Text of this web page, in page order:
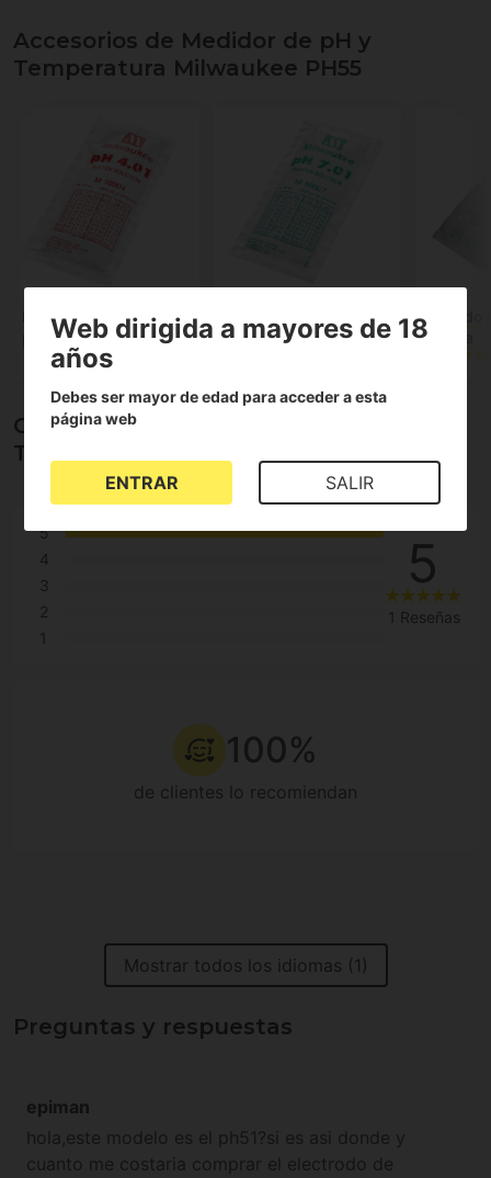
Accesorios de Medidor de pH y
Temperatura Milwaukee PH55
Líquido de calibraje
pH - 4.01 - 20 ml
Líquido de calibraje
pH - 7.01 - 20 ml
Líquido
sonda
Opiniones sobre Medidor de pH y
Temperatura Milwaukee PH55
5
4
3
2
1
5
1 Reseñas
100%
de clientes lo recomiendan
Mostrar todos los idiomas (1)
Preguntas y respuestas
epiman
hola,este modelo es el ph51?si es asi donde y
cuanto me costaria comprar el electrodo de
Web dirigida a mayores de 18
años
Debes ser mayor de edad para acceder a esta
página web
ENTRAR SALIR